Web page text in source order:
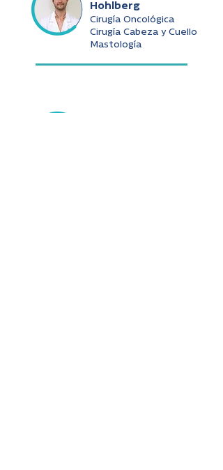
Hohlberg
Cirugía Oncológica
Cirugía Cabeza y Cuello
Mastología